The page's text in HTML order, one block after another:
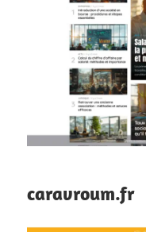
caravroum.fr